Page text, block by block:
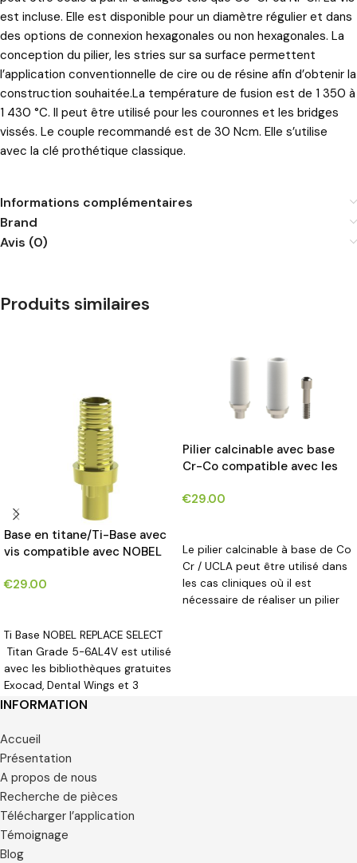
est incluse. Elle est disponible pour un diamètre régulier et dans
des options de connexion hexagonales ou non hexagonales. La
conception du pilier, les stries sur sa surface permettent
l’application conventionnelle de cire ou de résine afin d’obtenir la
construction souhaitée.La température de fusion est de 1 350 à
1 430 °C. Il peut être utilisé pour les couronnes et les bridges
vissés. Le couple recommandé est de 30 Ncm. Elle s’utilise
avec la clé prothétique classique.
Informations complémentaires
Brand
Avis (0)
Produits similaires
Base en titane/Ti-Base avec
vis compatible avec NOBEL
€29.00
Ti Base NOBEL REPLACE SELECT
Titan Grade 5-6AL4V est utilisé
avec les bibliothèques gratuites
Exocad, Dental Wings et 3
Shape sur le site.
Pilier calcinable avec base
Cr-Co compatible avec les
€29.00
Le pilier calcinable à base de Co
Cr / UCLA peut être utilisé dans
les cas cliniques où il est
nécessaire de réaliser un pilier
INFORMATION
Accueil
Présentation
A propos de nous
Recherche de pièces
Télécharger l’application
Témoignage
Blog